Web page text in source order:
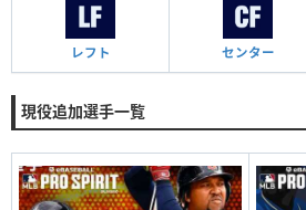
レフト センター
現役追加選手一覧